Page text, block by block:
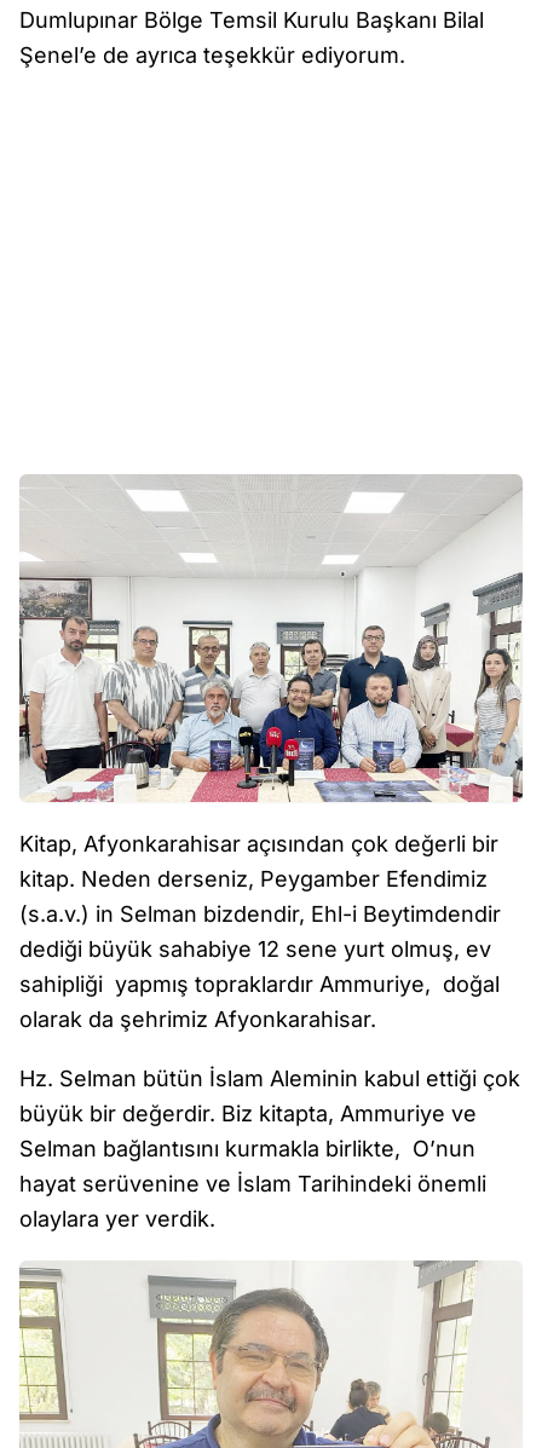
Dumlupınar Bölge Temsil Kurulu Başkanı Bilal
Şenel’e de ayrıca teşekkür ediyorum.
Kitap, Afyonkarahisar açısından çok değerli bir
kitap. Neden derseniz, Peygamber Efendimiz
(s.a.v.) in Selman bizdendir, Ehl-i Beytimdendir
dediği büyük sahabiye 12 sene yurt olmuş, ev
sahipliği yapmış topraklardır Ammuriye, doğal
olarak da şehrimiz Afyonkarahisar.
Hz. Selman bütün İslam Aleminin kabul ettiği çok
büyük bir değerdir. Biz kitapta, Ammuriye ve
Selman bağlantısını kurmakla birlikte, O’nun
hayat serüvenine ve İslam Tarihindeki önemli
olaylara yer verdik.